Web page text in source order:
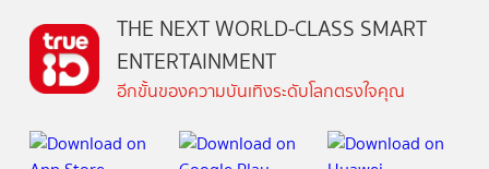
THE NEXT WORLD-CLASS SMART
ENTERTAINMENT
อีกขั้นของความบันเทิงระดับโลกตรงใจคุณ